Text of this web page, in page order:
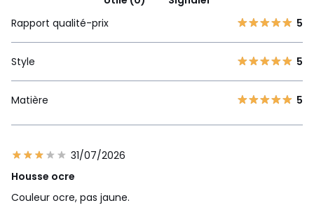
Rapport qualité-prix
5
Style 5
Matière 5
31/07/2026
Housse ocre
Couleur ocre, pas jaune.